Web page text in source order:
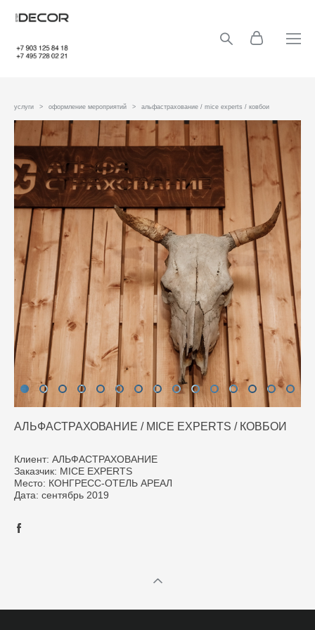
услуги > оформление мероприятий > альфастрахование / mice experts / ковбои
АЛЬФАСТРАХОВАНИЕ / MICE EXPERTS / КОВБОИ
Клиент: АЛЬФАСТРАХОВАНИЕ
Заказчик: MICE EXPERTS
Место: КОНГРЕСС-ОТЕЛЬ АРЕАЛ
Дата: сентябрь 2019